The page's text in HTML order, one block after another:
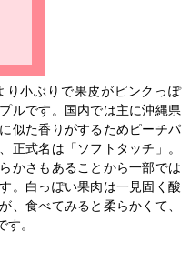
り小ぶりで果皮がピンクっぽ
ルです。国内では主に沖縄県
似た香りがするためピーチパ
正式名は「ソフトタッチ」。
かさもあることから一部では
。白っぽい果肉は一見固く酸
、食べてみると柔らかくて、
。